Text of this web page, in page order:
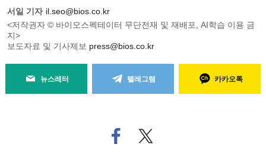
서일 기자 il.seo@bios.co.kr
<저작권자 © 바이오스펙테이터 무단전재 및 재배포, AI학습 이용 금
지>
보도자료 및 기사제보 press@bios.co.kr
뉴스레터 텔레그램 카카오톡
페
이
트위
터로